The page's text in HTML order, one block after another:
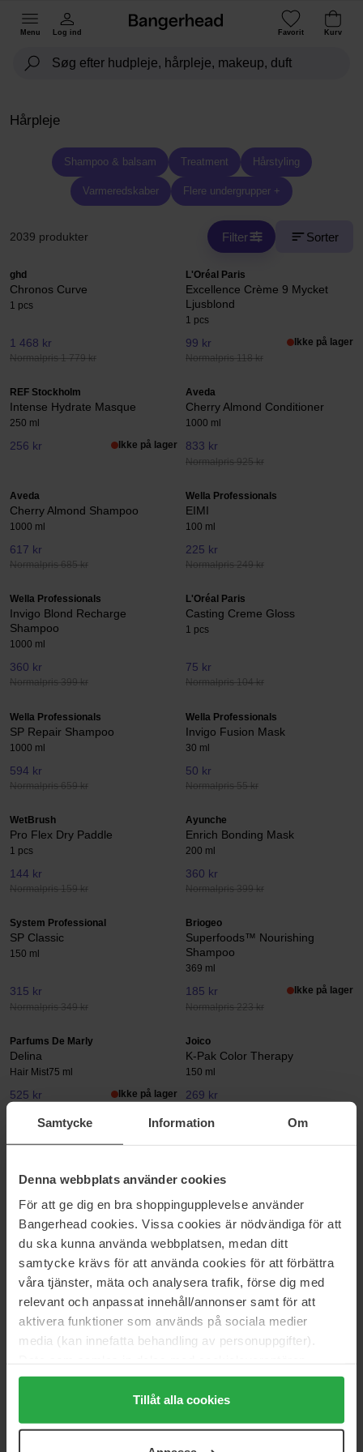
Samtycke Information Om
Denna webbplats använder cookies
För att ge dig en bra shoppingupplevelse använder
Bangerhead cookies. Vissa cookies är nödvändiga för att
du ska kunna använda webbplatsen, medan ditt
samtycke krävs för att använda cookies för att förbättra
våra tjänster, mäta och analysera trafik, förse dig med
relevant och anpassat innehåll/annonser samt för att
aktivera funktioner som används på sociala medier
media (kan innefatta behandling av personuppgifter).
Genom att trycka på "Tillåt alla cookies" accepterar du
alla cookies, medan du under "Detaljer" kan anpassa
användningen av cookies. Du kan när som helst återkalla
Tillåt alla cookies
Menu Log ind Favorit Kurv
Hårpleje
Shampoo & balsam Treatment Hårstyling
Varmeredskaber Flere undergrupper +
2039 produkter Filter Sorter
ghd
Chronos Curve
1 pcs
1 468 kr
Normalpris 1 779 kr
L'Oréal Paris
Excellence Crème 9 Mycket
Ljusblond
1 pcs
99 kr
Normalpris 118 kr
Ikke på lager
REF Stockholm
Intense Hydrate Masque
250 ml
256 kr Ikke på lager
Aveda
Cherry Almond Conditioner
1000 ml
833 kr
Normalpris 925 kr
Aveda
Cherry Almond Shampoo
1000 ml
617 kr
Normalpris 685 kr
Wella Professionals
EIMI
100 ml
225 kr
Normalpris 249 kr
Wella Professionals
Invigo Blond Recharge
Shampoo
1000 ml
360 kr
Normalpris 399 kr
L'Oréal Paris
Casting Creme Gloss
1 pcs
75 kr
Normalpris 104 kr
Wella Professionals
SP Repair Shampoo
1000 ml
594 kr
Normalpris 659 kr
Wella Professionals
Invigo Fusion Mask
30 ml
50 kr
Normalpris 55 kr
WetBrush
Pro Flex Dry Paddle
1 pcs
144 kr
Normalpris 159 kr
Ayunche
Enrich Bonding Mask
200 ml
360 kr
Normalpris 399 kr
System Professional
SP Classic
150 ml
315 kr
Normalpris 349 kr
Briogeo
Superfoods™ Nourishing
Shampoo
369 ml
185 kr
Normalpris 223 kr
Ikke på lager
Parfums De Marly
Delina
Hair Mist75 ml
525 kr Ikke på lager
Joico
K-Pak Color Therapy
150 ml
269 kr
L'Oréal Paris
200 ml
63 kr
Normalpris 69 kr
Schwarzkopf Professional
300 ml
192 kr
Normalpris 213 kr
Schwarzkopf
Taft Hair Styling Powder Volume
10 g
32 kr
Normalpris 38 kr
Four Reasons
Sensitive Repair Conditioner
300 ml
122 kr
Normalpris 135 kr
300 ml
113 kr